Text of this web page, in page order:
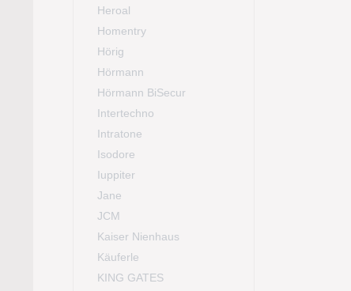
Heroal
Homentry
Hörig
Hörmann
Hörmann BiSecur
Intertechno
Intratone
Isodore
Iuppiter
Jane
JCM
Kaiser Nienhaus
Käuferle
KING GATES